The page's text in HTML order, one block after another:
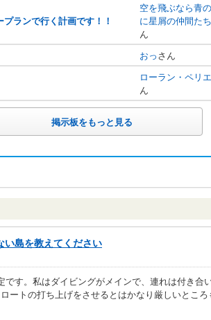
ランで行く計画です！！
空を飛ぶなら青
に星屑の仲間たち
ん
おっさん
ローラン・ペリエ
ん
掲示板をもっと見る
い島を教えてください
です。私はダイビングがメインで、連れは付き合
ートの打ち上げをさせるとはかなり厳しいとこ